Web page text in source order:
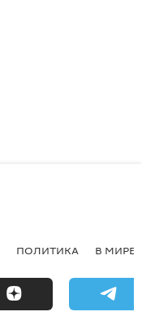
ПОЛИТИКА В МИРЕ